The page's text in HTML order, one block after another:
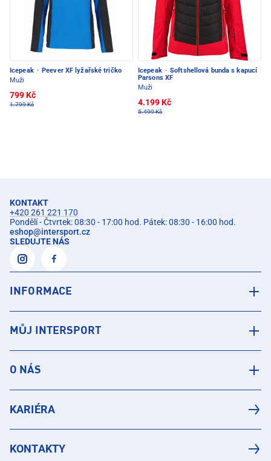
Icepeak · Peever XF lyžařské tričko
Muži
799 Kč
1.799 Kč
Icepeak · Softshellová bunda s kapucí
Parsons XF
Muži
4.199 Kč
5.499 Kč
KONTAKT
+420 261 221 170
Pondělí - Čtvrtek: 08:30 - 17:00 hod. Pátek: 08:30 - 16:00 hod.
eshop@intersport.cz
SLEDUJTE NÁS
INFORMACE
MŮJ INTERSPORT
O NÁS
KARIÉRA
KONTAKTY